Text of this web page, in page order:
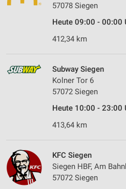
57078 Siegen
Heute 09:00 - 00:00
412,34 km
Subway Siegen
Kolner Tor 6
57072 Siegen
Heute 10:00 - 23:00
413,64 km
KFC Siegen
Siegen HBF, Am
57072 Siegen